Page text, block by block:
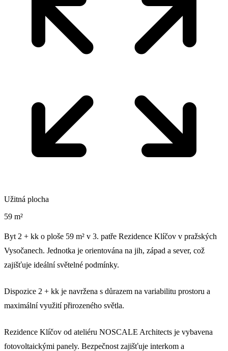
Užitná plocha
59 m²
Byt 2 + kk o ploše 59 m² v 3. patře Rezidence Klíčov v pražských
Vysočanech. Jednotka je orientována na jih, západ a sever, což
zajišťuje ideální světelné podmínky.
Dispozice 2 + kk je navržena s důrazem na variabilitu prostoru a
maximální využití přirozeného světla.
Rezidence Klíčov od ateliéru NOSCALE Architects je vybavena
fotovoltaickými panely. Bezpečnost zajišťuje interkom a